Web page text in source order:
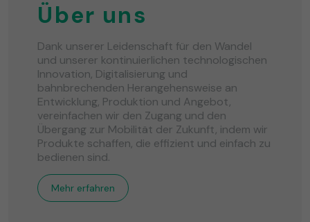
Über uns
Dank unserer Leidenschaft für den Wandel
und unserer kontinuierlichen technologischen
Innovation, Digitalisierung und
bahnbrechenden Herangehensweise an
Entwicklung, Produktion und Angebot,
vereinfachen wir den Zugang und den
Übergang zur Mobilität der Zukunft, indem wir
Produkte schaffen, die effizient und einfach zu
bedienen sind.
Mehr erfahren